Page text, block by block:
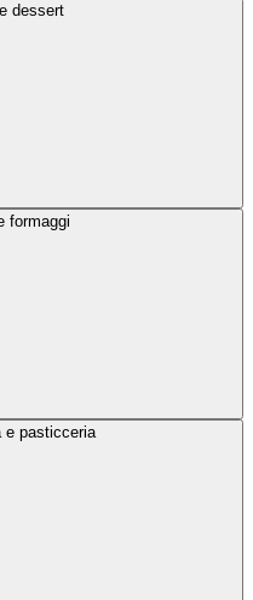
dessert
formaggi
e pasticceria